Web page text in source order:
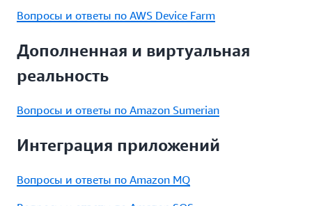
Вопросы и ответы по AWS Device Farm
Дополненная и виртуальная
реальность
Вопросы и ответы по Amazon Sumerian
Интеграция приложений
Вопросы и ответы по Amazon MQ